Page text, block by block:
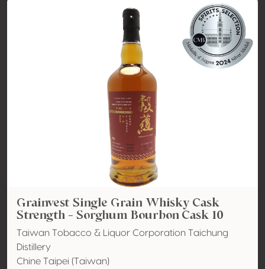
Grainvest Single Grain Whisky Cask
Strength - Sorghum Bourbon Cask 10
Taiwan Tobacco & Liquor Corporation Taichung
Distillery
Chine Taipei (Taiwan)